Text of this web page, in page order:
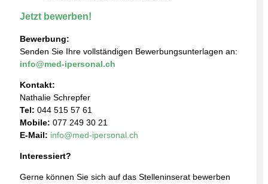
Jetzt bewerben!
Bewerbung:
Senden Sie Ihre vollständigen Bewerbungsunterlagen an:
info@med-ipersonal.ch
Kontakt:
Nathalie Schrepfer
Tel: 044 515 57 61
Mobile: 077 249 30 21
E-Mail: info@med-ipersonal.ch
Interessiert?
Gerne können Sie sich auf das Stelleninserat bewerben